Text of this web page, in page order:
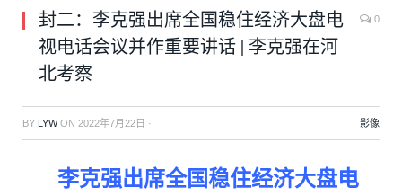
封二：李克强出席全国稳住经济大盘电
视电话会议并作重要讲话 | 李克强在河
北考察
0
BY LYWON 2022年7月22日 · 影像
李克强出席全国稳住经济大盘电